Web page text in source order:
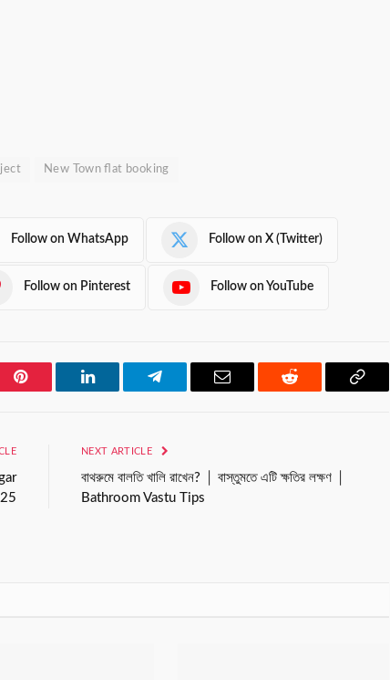
New Town flat booking
Follow on WhatsApp Follow on X (Twitter)
Follow on Pinterest Follow on YouTube
Pinterest LinkedIn Telegram Email Reddit
Copy
NEXT ARTICLE
বাথরুমে বালতি খালি রাখেন? │ বাস্তুমতে এটি ক্ষতির লক্ষণ │
Bathroom Vastu Tips